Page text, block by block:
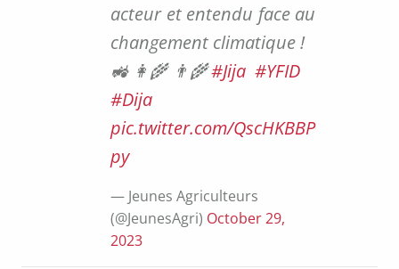
acteur et entendu face au
changement climatique !
🚜👩‍🌾👨‍🌾#Jija #YFID
#Dija
pic.twitter.com/QscHKBBP
py
— Jeunes Agriculteurs
(@JeunesAgri) October 29,
2023